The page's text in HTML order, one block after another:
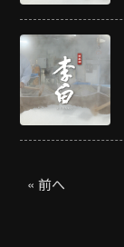
« 前へ